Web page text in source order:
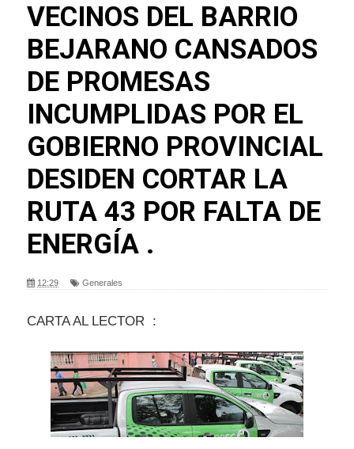
VECINOS DEL BARRIO
BEJARANO CANSADOS
DE PROMESAS
INCUMPLIDAS POR EL
GOBIERNO PROVINCIAL
DESIDEN CORTAR LA
RUTA 43 POR FALTA DE
ENERGÍA .
12:29 Generales
CARTA AL LECTOR :